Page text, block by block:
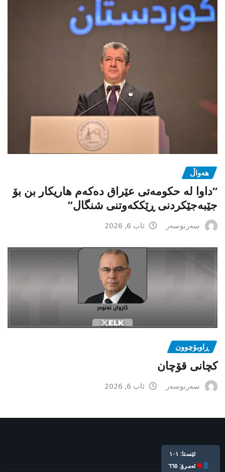
هەواڵ
“داوا لە حكومەتی عێراق دەكەم هاریكار بن بۆ
جێبەجێكردنی ڕێككەوتنی شنگال”
سەرنوسەر ئاب 6, 2026
ڕاوبۆچوون
کچانی قۆچان
سەرنوسەر ئاب 6, 2026
Live: 101
Today: 665